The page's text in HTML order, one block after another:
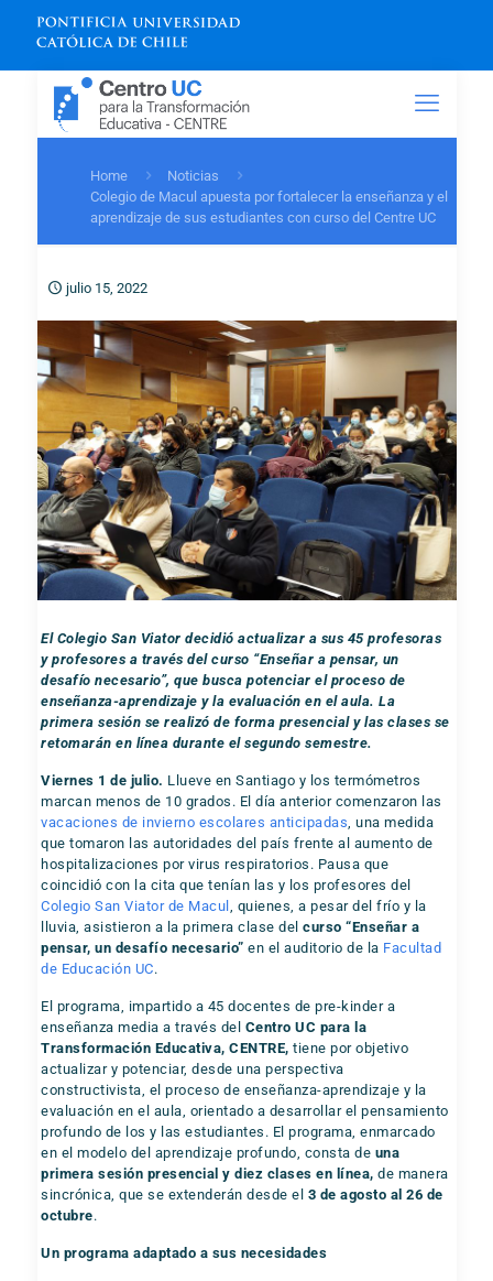
Home
Noticias
Colegio de Macul apuesta por fortalecer la enseñanza y el
aprendizaje de sus estudiantes con curso del Centre UC
julio 15, 2022
El Colegio San Viator decidió actualizar a sus 45 profesoras
y profesores a través del curso “Enseñar a pensar, un
desafío necesario”, que busca potenciar el proceso de
enseñanza-aprendizaje y la evaluación en el aula. La
primera sesión se realizó de forma presencial y las clases se
retomarán en línea durante el segundo semestre.
Viernes 1 de julio. Llueve en Santiago y los termómetros
marcan menos de 10 grados. El día anterior comenzaron las
vacaciones de invierno escolares anticipadas, una medida
que tomaron las autoridades del país frente al aumento de
hospitalizaciones por virus respiratorios. Pausa que
coincidió con la cita que tenían las y los profesores del
Colegio San Viator de Macul , quienes, a pesar del frío y la
lluvia, asistieron a la primera clase delcurso “Enseñar a
pensar, un desafío necesario”en el auditorio de la Facultad
de Educación UC.
El programa, impartido a 45 docentes de pre-kinder a
enseñanza media a través del Centro UC para la
Transformación Educativa, CENTRE, tiene por objetivo
actualizar y potenciar, desde una perspectiva
constructivista, el proceso de enseñanza-aprendizaje y la
evaluación en el aula, orientado a desarrollar el pensamiento
profundo de los y las estudiantes. El programa, enmarcado
en el modelo del aprendizaje profundo, consta de una
primera sesión presencial y diez clases en línea, de manera
sincrónica, que se extenderán desde el 3 de agosto al 26 de
octubre.
Un programa adaptado a sus necesidades